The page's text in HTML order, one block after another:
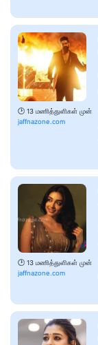
🕑 13 மணித்துளிகள் முன்
jaffnazone.com
🕑 13 மணித்துளிகள் முன்
jaffnazone.com